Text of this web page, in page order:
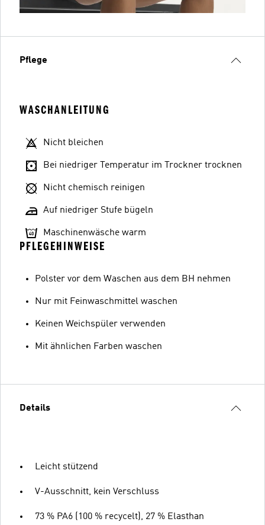
Pflege
WASCHANLEITUNG
Nicht bleichen
Bei niedriger Temperatur im Trockner trocknen
Nicht chemisch reinigen
Auf niedriger Stufe bügeln
Maschinenwäsche warm
PFLEGEHINWEISE
Polster vor dem Waschen aus dem BH nehmen
Nur mit Feinwaschmittel waschen
Keinen Weichspüler verwenden
Mit ähnlichen Farben waschen
Details
Leicht stützend
V-Ausschnitt, kein Verschluss
73 % PA6 (100 % recycelt), 27 % Elasthan